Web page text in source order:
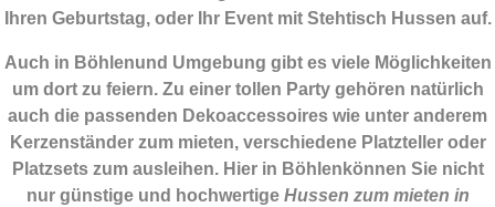
Ihren Geburtstag, oder Ihr Event mit Stehtisch Hussen auf.
Auch in Böhlenund Umgebung gibt es viele Möglichkeiten
um dort zu feiern. Zu einer tollen Party gehören natürlich
auch die passenden Dekoaccessoires wie unter anderem
Kerzenständer zum mieten, verschiedene Platzteller oder
Platzsets zum ausleihen. Hier in Böhlenkönnen Sie nicht
nur günstige und hochwertige Hussen zum mieten in